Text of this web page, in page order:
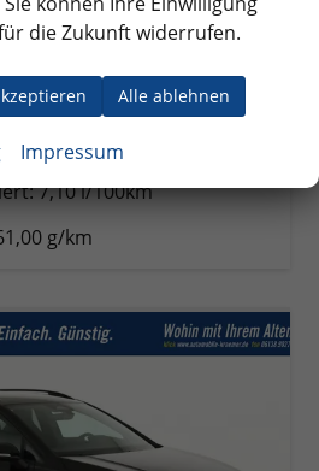
Außenfarbe Delfingrau Metallic
7,10 l/100km
g/km
die Zukunft widerrufen.
Alle ablehnen
Impressum